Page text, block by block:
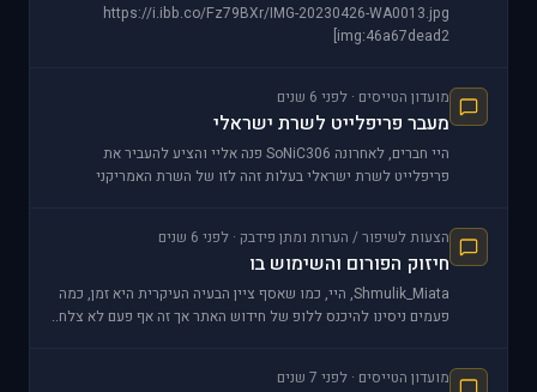
https://i.ibb.co/Fz79BXr/IMG-20230426-WA0013.jpg
[img:46a67dead2
מועדון הטייסים · לפני 6 שנים
מעבר פריפלייט לשרת ישראלי
היי חברים, לאחרונה SoNiC306 פנה אליי והציע להעביר את
פריפלייט לשרת ישראלי בעלות זהה לזו של השרת האמריקני
הצעות לשיפור / הערות ומתן פידבק · לפני 6 שנים
חיזוק הפורום והשימוש בו
Shmulik_Miata, היי, כמו שאסף ציין הבעיה העיקרית היא זמן, כמה
פעמים ניסינו להיכנס ללופ של חידוש האתר אך זה אף פעם לא צלח..
מועדון הטייסים · לפני 7 שנים